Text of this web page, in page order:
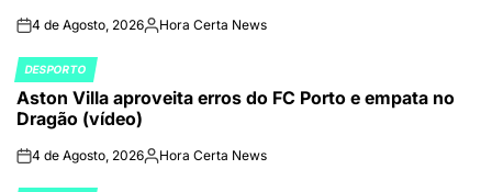
on4 de Agosto, 2026Publicado
Hora Certa News
POSTED
IN
DESPORTO
Aston Villa aproveita erros do FC Porto e empata no
Dragão (vídeo)
on4 de Agosto, 2026Publicado
Hora Certa News